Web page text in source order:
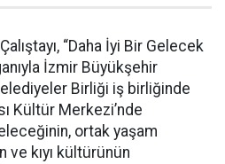
“Daha İyi Bir Gelecek
İzmir Büyükşehir
Birliği iş birliğinde
Kültür Merkezi’nde
ortak yaşam
ve kıyı kültürünün